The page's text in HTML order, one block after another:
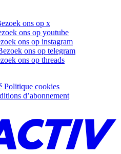
ons op x
ons op youtube
ons op instagram
ons op telegram
ons op threads
Politique cookies
d’abonnement